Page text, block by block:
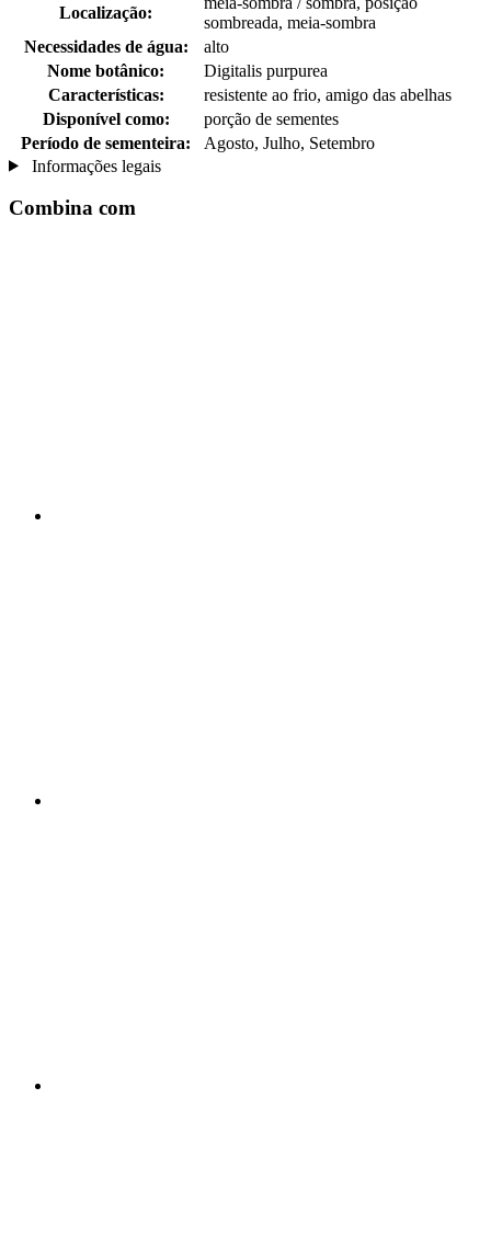
Localização:
sombreada, meia-sombra
Necessidades de água:
alto
Nome botânico:
Digitalis purpurea
Características:
resistente ao frio, amigo das abelhas
Disponível como:
porção de sementes
Período de sementeira:
Agosto, Julho, Setembro
Informações legais
Combina com